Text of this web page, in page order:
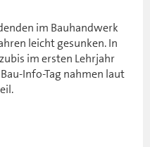
im Bauhandwerk
leicht gesunken. In
im ersten Lehrjahr
Info-Tag nahmen laut